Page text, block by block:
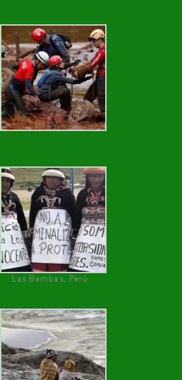
Las Bambas, Perú